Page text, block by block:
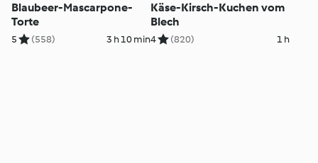
Blaubeer-Mascarpone-
Torte
5 (558) 3 h 10 min
Käse-Kirsch-Kuchen vom
Blech
4 (820) 1 h